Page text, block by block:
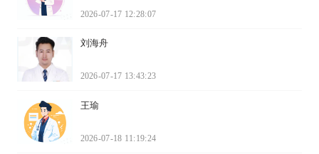
2026-07-17 12:28:07
刘海舟
2026-07-17 13:43:23
王瑜
2026-07-18 11:19:24